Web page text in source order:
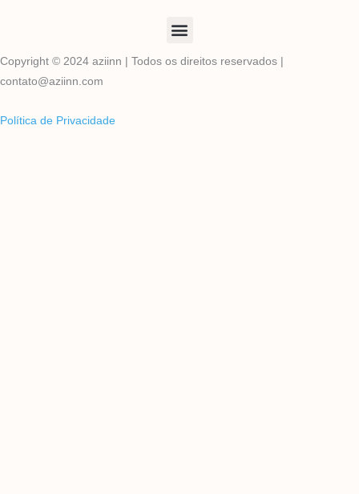
Copyright © 2024 aziinn | Todos os direitos reservados |
contato@aziinn.com
Política de Privacidade